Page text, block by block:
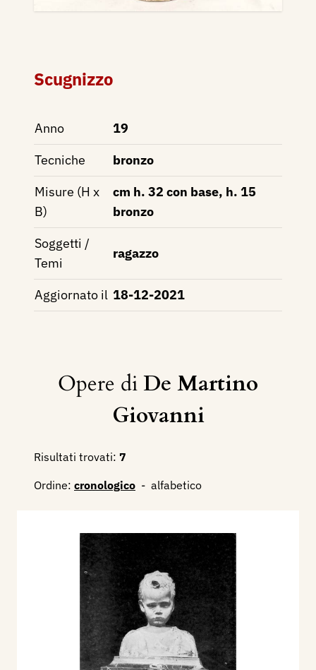
Scugnizzo
Anno
19
Tecniche
bronzo
Misure (H x
B)
cm h. 32 con base, h. 15
bronzo
Soggetti /
Temi
ragazzo
Aggiornato il 18-12-2021
Opere diDe Martino
Giovanni
Risultati trovati: 7
Ordine: cronologico - alfabetico